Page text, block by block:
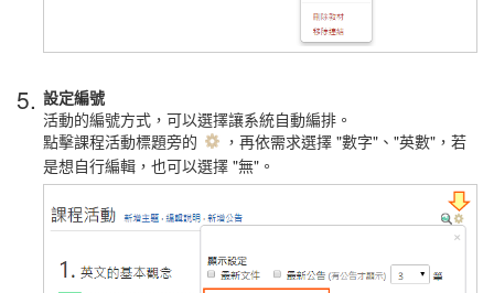
5. 設定編號
活動的編號方式，可以選擇讓系統自動編排。
點擊課程活動標題旁的
，再依需求選擇 "數字"、"英數"， 若
是想自行編輯，也可以選擇 "無"。